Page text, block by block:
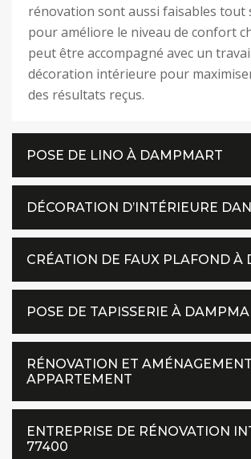
rénovation sont aussi faisables tout
pour améliore le niveau de confort
peut être accompagné avec un
décoration intérieure pour
des résultats reçus.
POSE DE LINO À DAMPMART
DÉCORATION D’INTÉRIEURE
CRÉATION DE FAUX PLAFOND À
POSE DE TAPISSERIE À
RÉNOVATION ET AMÉNAGEMENT
APPARTEMENT
ENTREPRISE DE RÉNOVATION
77400